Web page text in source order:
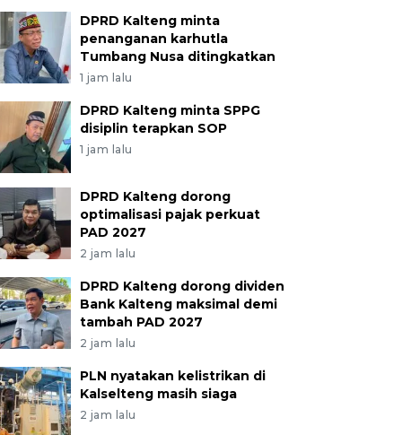
DPRD Kalteng minta
penanganan karhutla
Tumbang Nusa ditingkatkan
1 jam lalu
DPRD Kalteng minta SPPG
disiplin terapkan SOP
1 jam lalu
DPRD Kalteng dorong
optimalisasi pajak perkuat
PAD 2027
2 jam lalu
DPRD Kalteng dorong dividen
Bank Kalteng maksimal demi
tambah PAD 2027
2 jam lalu
PLN nyatakan kelistrikan di
Kalselteng masih siaga
2 jam lalu